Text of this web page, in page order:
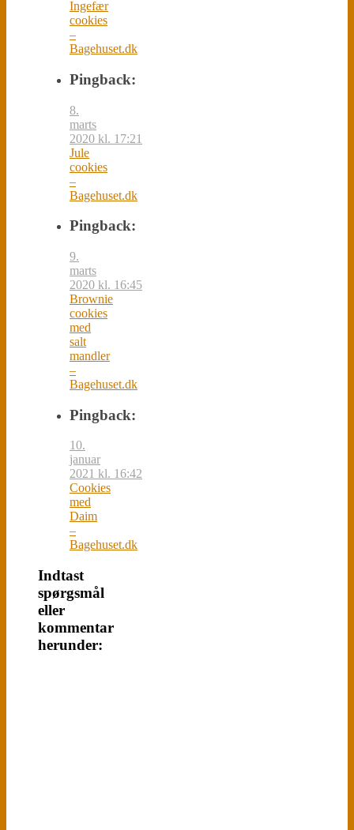
Ingefær
cookies
–
Bagehuset.dk
Pingback:
8.
marts
2020 kl. 17:21
Jule
cookies
–
Bagehuset.dk
Pingback:
9.
marts
2020 kl. 16:45
Brownie
cookies
med
salt
mandler
–
Bagehuset.dk
Pingback:
10.
januar
2021 kl. 16:42
Cookies
med
Daim
–
Bagehuset.dk
Indtast
spørgsmål
eller
kommentar
herunder: